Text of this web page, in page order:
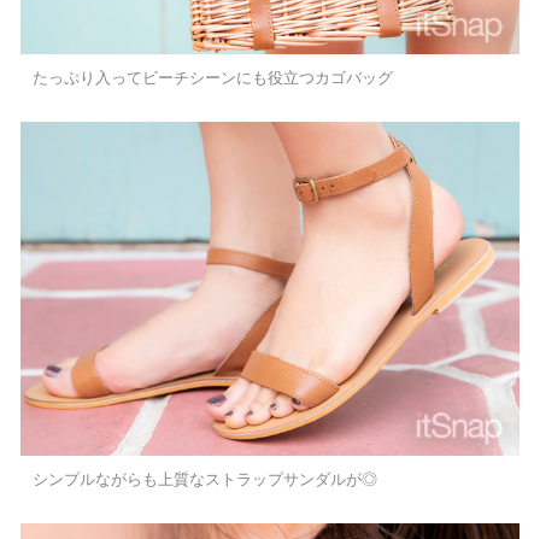
たっぷり入ってビーチシーンにも役立つカゴバッグ
シンプルながらも上質なストラップサンダルが◎